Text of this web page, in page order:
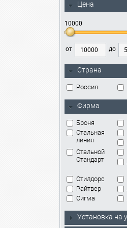
Цена
10000
от до
Страна
Россия
Фирма
Броня
Стальная
линия
Стальной
Стандарт
Стилдорс
Райтвер
Сигма
Установка на